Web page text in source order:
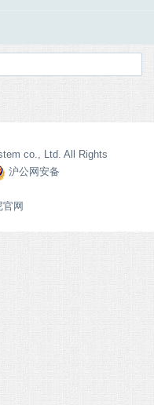
co., Ltd. All Rights
沪公网安备
官网